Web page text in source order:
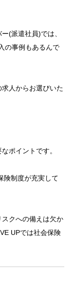
(派遣社員)では、
の事例もあるんで
人からお選びいた
なポイントです。
険制度が充実して
クへの備えは欠か
UPでは社会保険